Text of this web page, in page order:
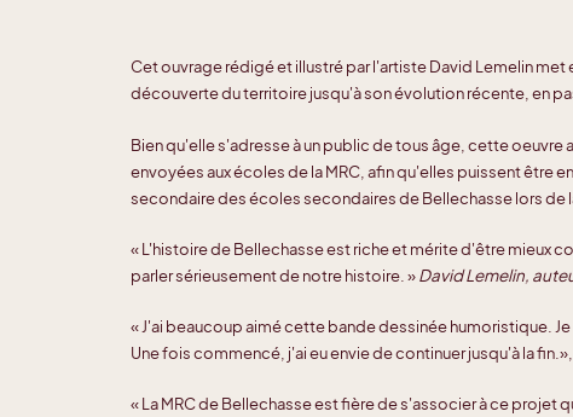
Cet ouvrage rédigé et illustré par l'artiste David Lemelin
découverte du territoire jusqu'à son évolution récente, en
Bien qu'elle s'adresse à un public de tous âge, cette
envoyées aux écoles de la MRC, afin qu'elles puissent être
secondaire des écoles secondaires de Bellechasse lors de
« L'histoire de Bellechasse est riche et mérite d'être mieux
parler sérieusement de notre histoire. »David Lemelin,
« J'ai beaucoup aimé cette bande dessinée humoristique.
Une fois commencé, j'ai eu envie de continuer jusqu'à la fin.»,
« La MRC de Bellechasse est fière de s'associer à ce